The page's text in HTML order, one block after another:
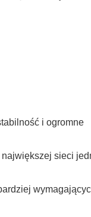
i ogromne
sieci